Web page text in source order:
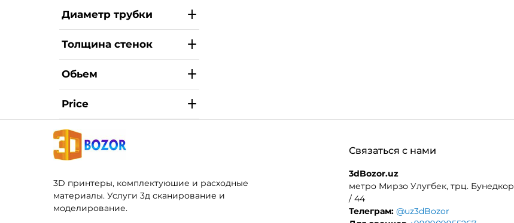
Диаметр трубки
Толщина стенок
Обьем
Price
3D принтеры, комплектуюшие и расходные
материалы. Услуги 3д сканирование и
моделирование.
Связаться с нами
3dBozor.uz
метро Мирзо Улугбек, трц. Бунедкор
/ 44
Телеграм: @uz3dBozor